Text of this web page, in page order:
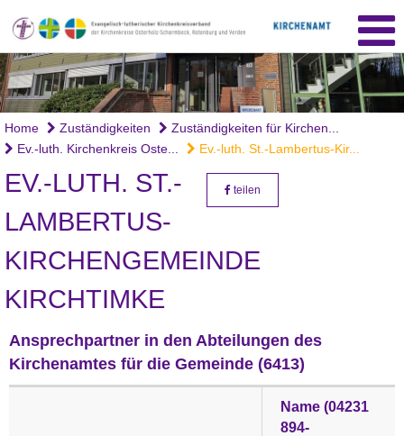
Home Zuständigkeiten
Zuständigkeiten für Kirchen...
Ev.-luth. Kirchenkreis Oste...
Ev.-luth. St.-Lambertus-Kir...
EV.-LUTH. ST.-
LAMBERTUS-
KIRCHENGEMEINDE
KIRCHTIMKE
teilen
Ansprechpartner in den Abteilungen des
Kirchenamtes für die Gemeinde (6413)
Name (04231
894-